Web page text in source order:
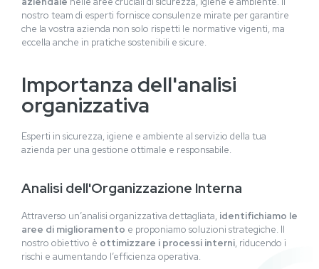
nostro team di esperti fornisce consulenze mirate per garantire
che la vostra azienda non solo rispetti le normative vigenti, ma
eccella anche in pratiche sostenibili e sicure.
Importanza dell'analisi
organizzativa
Esperti in sicurezza, igiene e ambiente al servizio della tua
azienda per una gestione ottimale e responsabile.
Analisi dell'Organizzazione Interna
Attraverso un’analisi organizzativa dettagliata, identifichiamo le
aree di miglioramento e proponiamo soluzioni strategiche. Il
nostro obiettivo è ottimizzare i processi interni, riducendo i
rischi e aumentando l’efficienza operativa.